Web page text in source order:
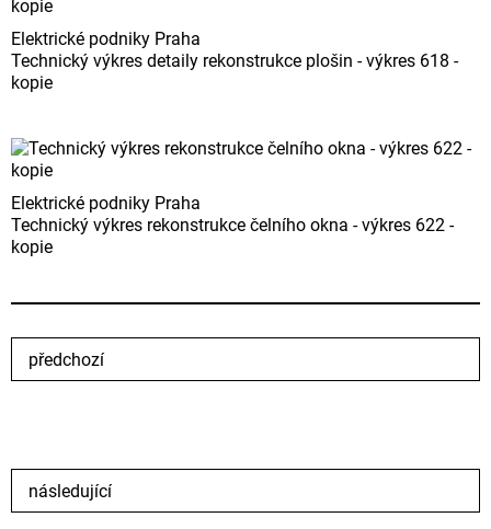
Elektrické podniky Praha
Technický výkres detaily rekonstrukce plošin - výkres 618 -
kopie
Elektrické podniky Praha
Technický výkres rekonstrukce čelního okna - výkres 622 -
kopie
předchozí
následující